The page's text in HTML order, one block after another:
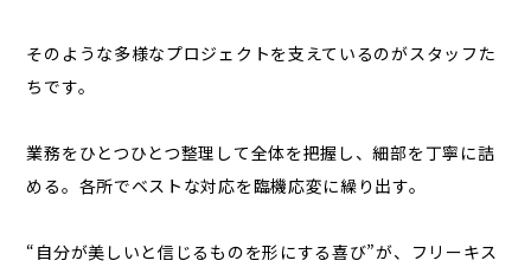
そのような多様なプロジェクトを支えているのがスタッフた
ちです。
業務をひとつひとつ整理して全体を把握し、細部を丁寧に詰
める。各所でベストな対応を臨機応変に繰り出す。
“自分が美しいと信じるものを形にする喜び”が、フリーキス